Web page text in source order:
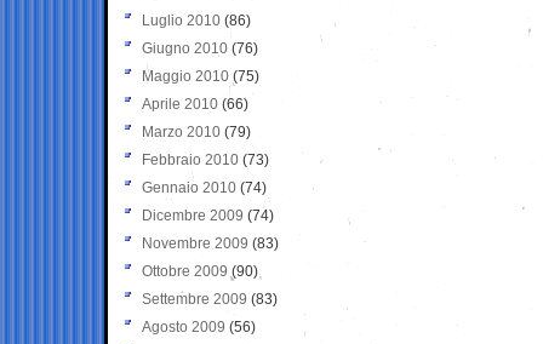
Luglio 2010 (86)
Giugno 2010 (76)
Maggio 2010 (75)
Aprile 2010 (66)
Marzo 2010 (79)
Febbraio 2010 (73)
Gennaio 2010 (74)
Dicembre 2009 (74)
Novembre 2009 (83)
Ottobre 2009 (90)
Settembre 2009 (83)
Agosto 2009 (56)